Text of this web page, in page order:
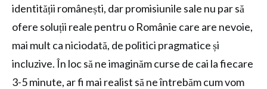
identității românești, dar promisiunile sale nu par să
ofere soluții reale pentru o Românie care are nevoie,
mai mult ca niciodată, de politici pragmatice și
incluzive. În loc să ne imaginăm curse de cai la fiecare
3-5 minute, ar fi mai realist să ne întrebăm cum vom